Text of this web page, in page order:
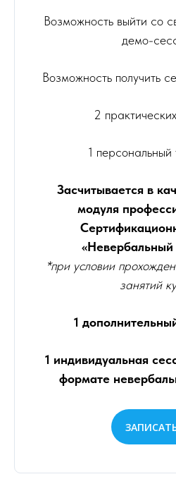
Возможность выйти со
демо-
Возможность получить
2
1 персональный
Засчитывается в
модуля
«Невербальный
*при условии
занятий
1
1 индивидуальная
формате